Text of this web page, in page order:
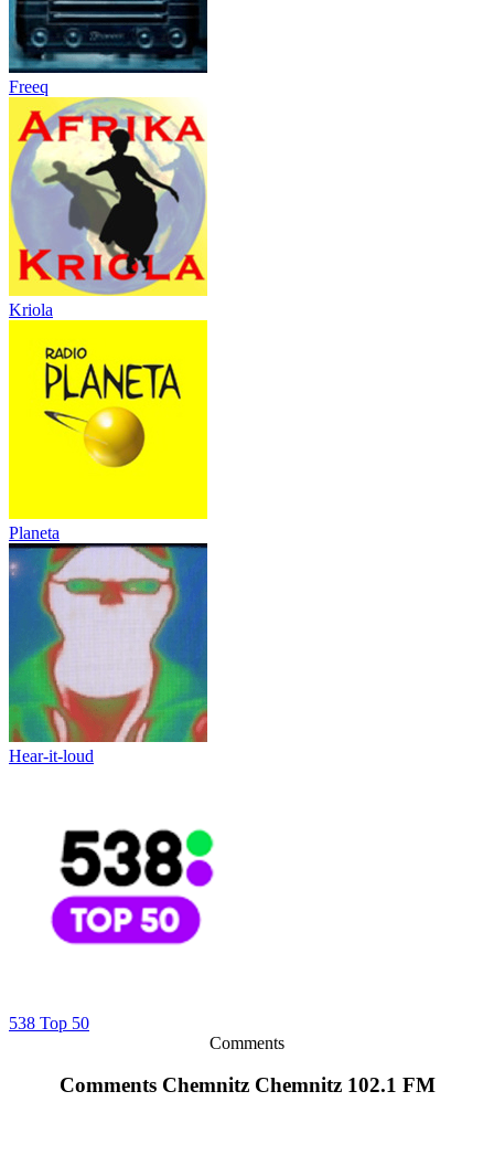
Freeq
Kriola
Planeta
Hear-it-loud
538 Top 50
Comments
Comments Chemnitz Chemnitz 102.1 FM